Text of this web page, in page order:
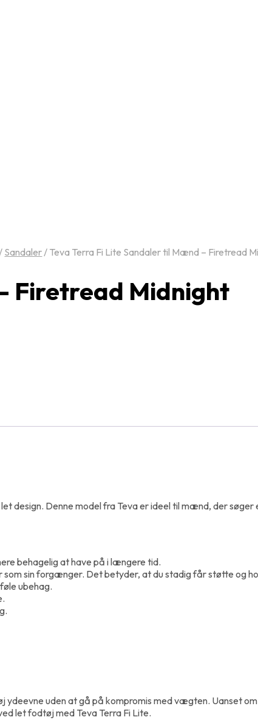
Sandaler/ Teva Terra Fi Lite Sandaler til Mænd – Firetread
Firetread Midnight
design. Denne model fra Teva er ideel til mænd, der søger
behagelig at have på i længere tid.
som sin forgænger. Det betyder, at du stadig får støtte og
ubehag.
uden at gå på kompromis med vægten. Uanset
let fodtøj med Teva Terra Fi Lite.